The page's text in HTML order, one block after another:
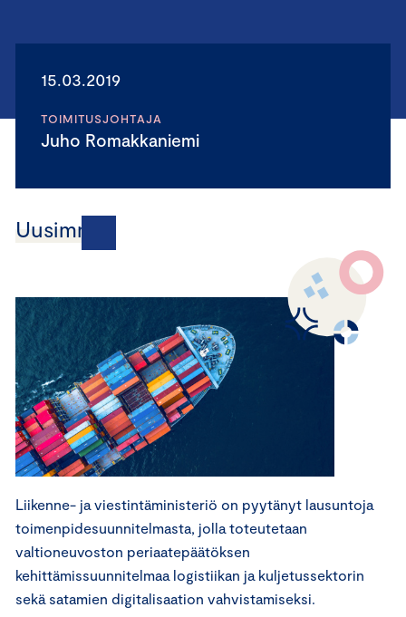
15.03.2019
TOIMITUSJOHTAJA
Juho Romakkaniemi
Uusimmat
Liikenne- ja viestintäministeriö on pyytänyt lausuntoja
toimenpidesuunnitelmasta, jolla toteutetaan
valtioneuvoston periaatepäätöksen
kehittämissuunnitelmaa logistiikan ja kuljetussektorin
sekä satamien digitalisaation vahvistamiseksi.